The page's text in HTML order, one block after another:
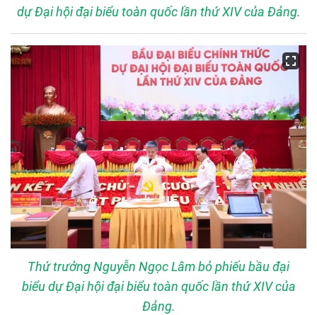
dự Đại hội đại biểu toàn quốc lần thứ XIV của Đảng.
Thứ trưởng Nguyễn Ngọc Lâm bỏ phiếu bầu đại
biểu dự Đại hội đại biểu toàn quốc lần thứ XIV của
Đảng.